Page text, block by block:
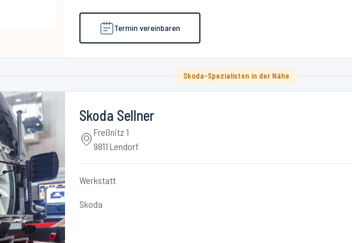
Termin vereinbaren
Skoda-Spezialisten in der Nähe
Skoda Sellner
Freßnitz 1
9811 Lendorf
Werkstatt
Skoda